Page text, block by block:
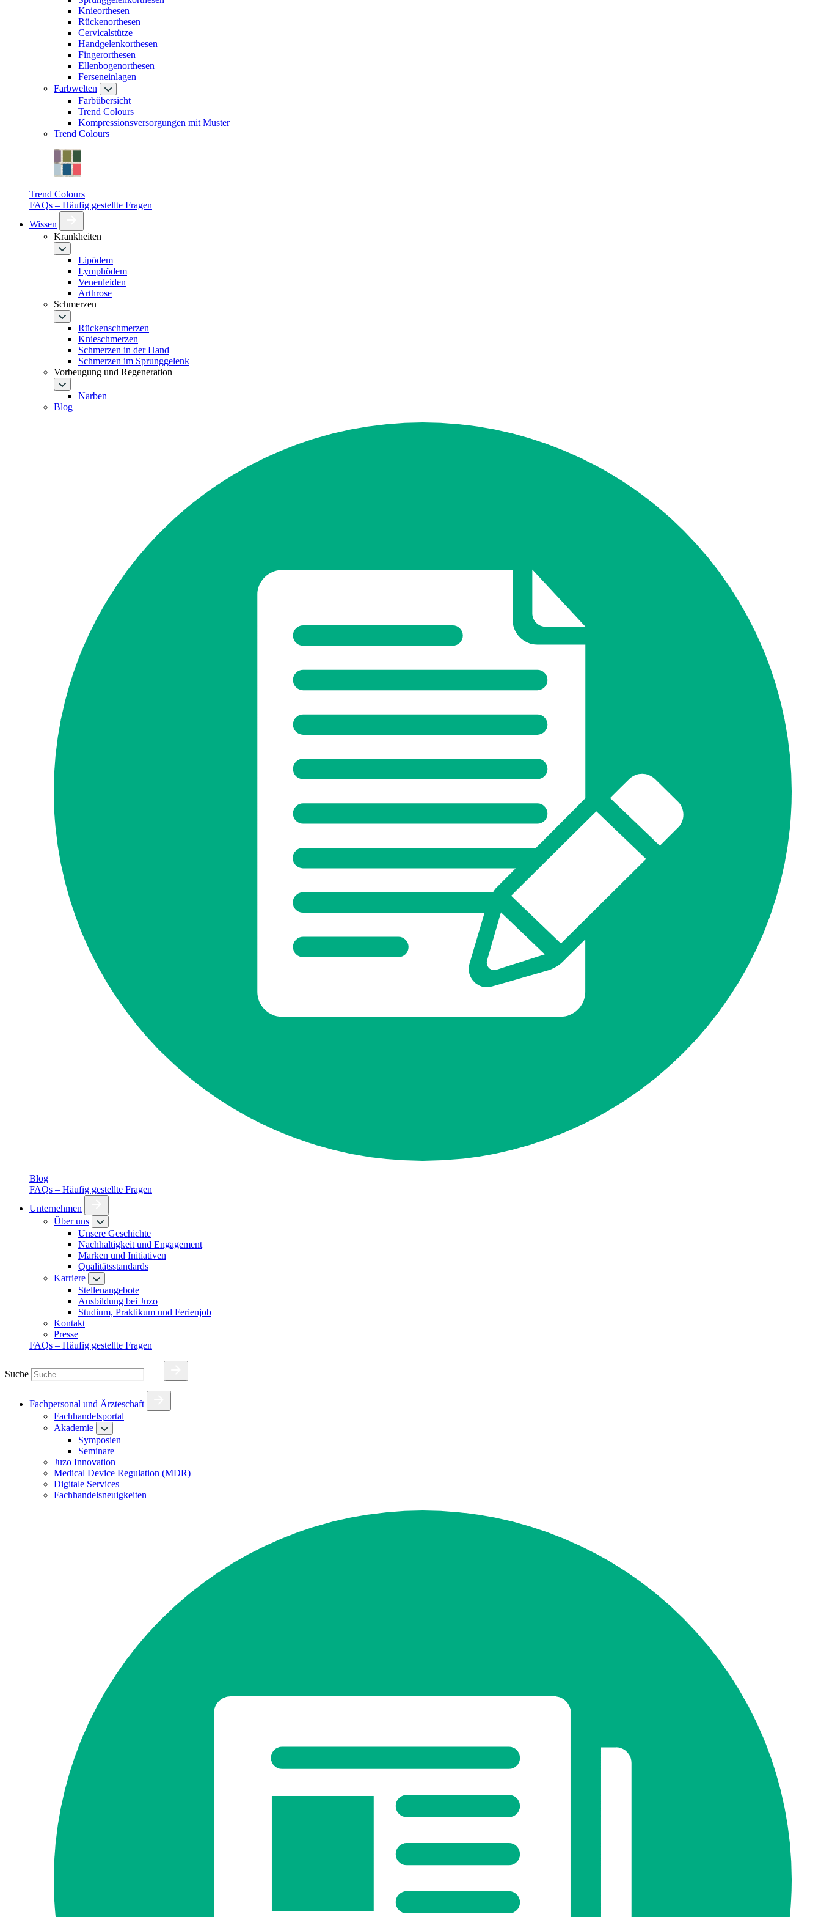
Knieorthesen
Rückenorthesen
Cervicalstütze
Handgelenkorthesen
Fingerorthesen
Ellenbogenorthesen
Ferseneinlagen
Farbwelten
Farbübersicht
Trend Colours
Kompressionsversorgungen mit Muster
Trend Colours
Trend Colours
FAQs – Häufig gestellte Fragen
Wissen
Krankheiten
Lipödem
Lymphödem
Venenleiden
Arthrose
Schmerzen
Rückenschmerzen
Knieschmerzen
Schmerzen in der Hand
Schmerzen im Sprunggelenk
Vorbeugung und Regeneration
Narben
Blog
Blog
FAQs – Häufig gestellte Fragen
Unternehmen
Über uns
Unsere Geschichte
Nachhaltigkeit und Engagement
Marken und Initiativen
Qualitätsstandards
Karriere
Stellenangebote
Ausbildung bei Juzo
Studium, Praktikum und Ferienjob
Kontakt
Presse
FAQs – Häufig gestellte Fragen
Suche
Fachpersonal und Ärzteschaft
Fachhandelsportal
Akademie
Symposien
Seminare
Juzo Innovation
Medical Device Regulation (MDR)
Digitale Services
Fachhandelsneuigkeiten